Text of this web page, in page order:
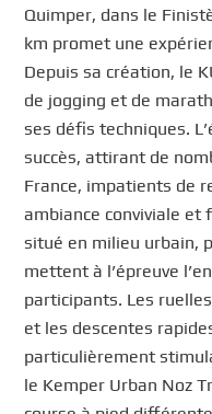
Quimper, dans le
km promet une
Depuis sa création, le
de jogging et de
ses défis techniques.
succès, attirant de
France, impatients de
ambiance conviviale et
situé en milieu urbain,
mettent à l’épreuve
participants. Les
et les descentes
particulièrement
le Kemper Urban Noz